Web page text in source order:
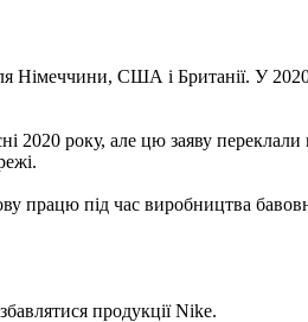
Німеччини, США і Британії. У
2020 року, але цю заяву
працю під час виробництва
продукції Nike.